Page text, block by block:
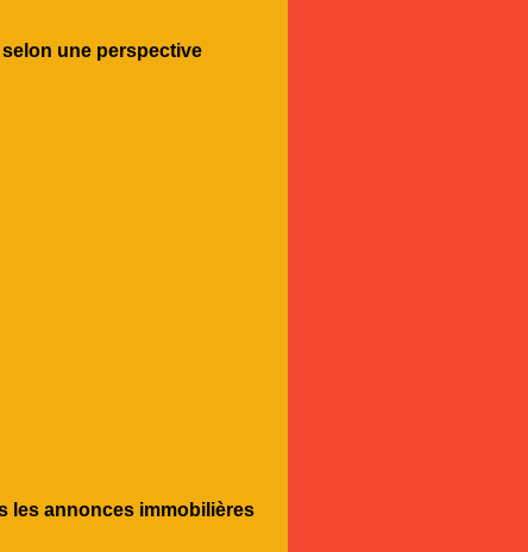
une perspective
les annonces immobilières